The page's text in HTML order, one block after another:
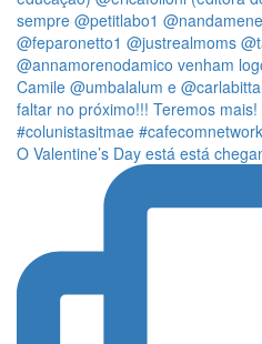
O Valentine’s Day está está